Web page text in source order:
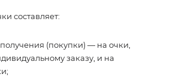
составляет:
(покупки) — на очки,
заказу, и на